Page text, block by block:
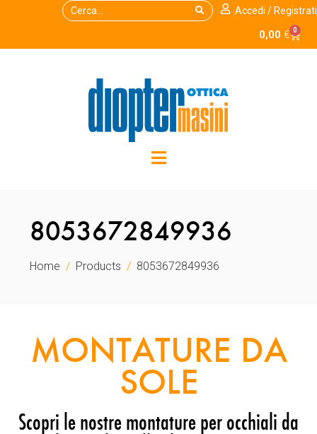
Accedi / Registrati
0,00 € 0
8053672849936
Home Products 8053672849936
MONTATURE DA
SOLE
Scopri le nostre montature per occhiali da